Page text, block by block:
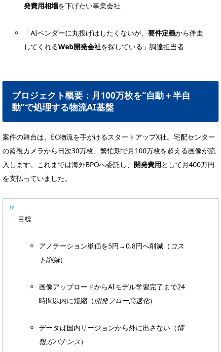
発費用相場を下げたい事業会社
「AIベンダーに丸投げはしたくないが、要件定義から伴走
してくれるWeb開発会社を探している」調達担当者
プロジェクト概要：月100万枚を“自動＋半自
動”で処理する物流AI基盤
案件の舞台は、EC物流を手がけるスタートアップX社。宅配センター
の監視カメラから日次30万枚、繁忙期で月100万枚を超える画像が流
入します。これまでは海外BPOへ委託し、 開発費用として月400万円
を支払っていました。
目標
アノテーション単価を5円→0.8円へ削減（ コス
ト削減）
画像アップロードからAIモデル学習完了まで24
時間以内に短縮（開発フロー高速化）
データは国内リージョンから外に出さない（情
報ガバナンス）